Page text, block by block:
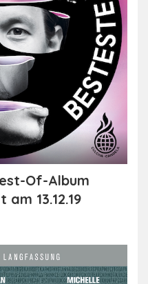
Of-Album
am 13.12.19